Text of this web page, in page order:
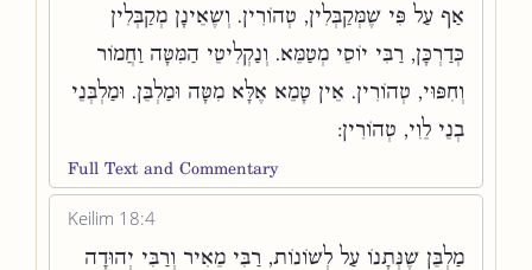
אַף עַל פִּי שֶׁמְּקַבְּלִין, טְהוֹרִין. וְשֶׁאֵינָן מְקַבְּלִין
כְּדַרְכָּן, רַבִּי יוֹסֵי מְטַמֵּא. וְנַקְלִיטֵי הַמִּטָּה וַחֲמוֹר
וְחִפּוּי, טְהוֹרִין. אֵין טָמֵא אֶלָּא מִטָּה וּמַלְבֵּן. וּמַלְבְּנֵי
בְנֵי לֵוִי, טְהוֹרִין:
Full Text and Commentary
Keilim 18:4
מַלְבֵּן שֶׁנְּתָנוֹ עַל לְשׁוֹנוֹת, רַבִּי מֵאִיר וְרַבִּי יְהוּדָה